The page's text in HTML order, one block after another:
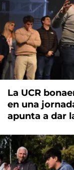
La UCR
en una
apunta a dar